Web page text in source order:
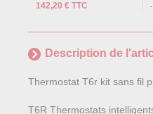
142,20 € TTC
Description de
Thermostat T6r kit sans fil
T6R Thermostats